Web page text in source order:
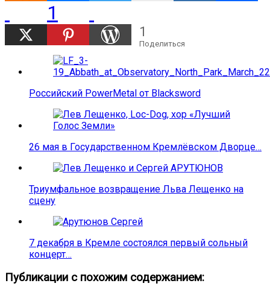
1
1
Поделиться
Российский PowerMetal от Blacksword
26 мая в Государственном Кремлёвском Дворце…
Триумфальное возвращение Льва Лещенко на
сцену
7 декабря в Кремле состоялся первый сольный
концерт…
Публикации с похожим содержанием: